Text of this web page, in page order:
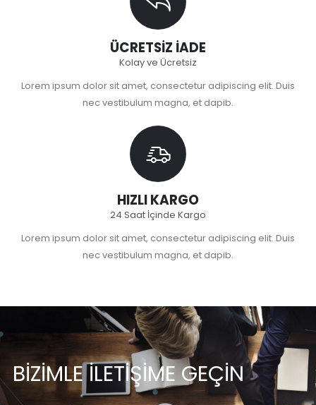
ÜCRETSİZ İADE
Kolay ve Ücretsiz
Lorem ipsum dolor sit amet, consectetur adipiscing elit. Duis
nec vestibulum magna, et dapib.
HIZLI KARGO
24 Saat İçinde Kargo
Lorem ipsum dolor sit amet, consectetur adipiscing elit. Duis
nec vestibulum magna, et dapib.
BİZİMLE İLETİŞİME GEÇİN